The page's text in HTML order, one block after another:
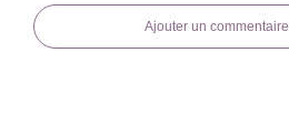
Ajouter un commentaire